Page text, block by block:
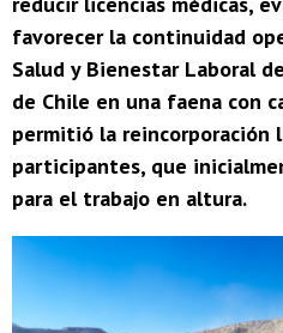
favorecer la continuidad
Salud y Bienestar Laboral
de Chile en una faena con
permitió la reincorporación
participantes, que
para el trabajo en altura.